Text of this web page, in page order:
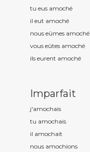
tu eus amoché
il eut amoché
nous eûmes amoché
vous eûtes amoché
ils eurent amoché
Imparfait
j'amochais
tu amochais
il amochait
nous amochions